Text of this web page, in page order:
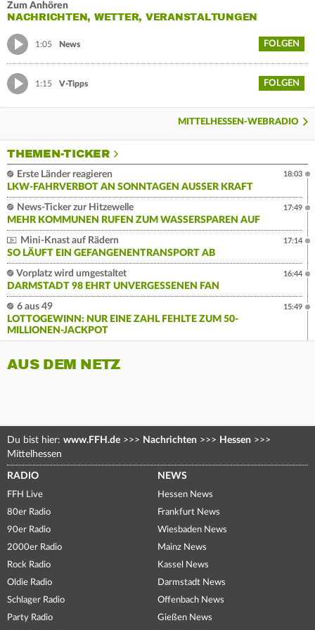
Zum Anhören
NACHRICHTEN, WETTER, VERANSTALTUNGEN
1:05 News FOLGEN
1:15 V-Tipps FOLGEN
MITTELHESSEN-WEBRADIO
THEMEN-TICKER
Erste Länder reagieren
LKW-FAHRVERBOT AN SONNTAGEN AUSSER KRAFT
18:03
News-Ticker zur Hitzewelle
MEHR KOMMUNEN RUFEN ZUM WASSERSPAREN AUF
17:49
Mini-Knast auf Rädern
SO LÄUFT EIN GEFANGENENTRANSPORT AB
17:14
Vorplatz wird umgestaltet
DARMSTADT 98 EHRT UNVERGESSENEN FAN
16:44
6 aus 49
LOTTOGEWINN: NUR EINE ZAHL FEHLTE ZUM 50-
MILLIONEN-JACKPOT
15:49
AUS DEM NETZ
Du bist hier: www.FFH.de >>> Nachrichten >>> Hessen >>>
Mittelhessen
RADIO
FFH Live
80er Radio
90er Radio
2000er Radio
Rock Radio
Oldie Radio
Schlager Radio
Party Radio
NEWS
Hessen News
Frankfurt News
Wiesbaden News
Mainz News
Kassel News
Darmstadt News
Offenbach News
Gießen News